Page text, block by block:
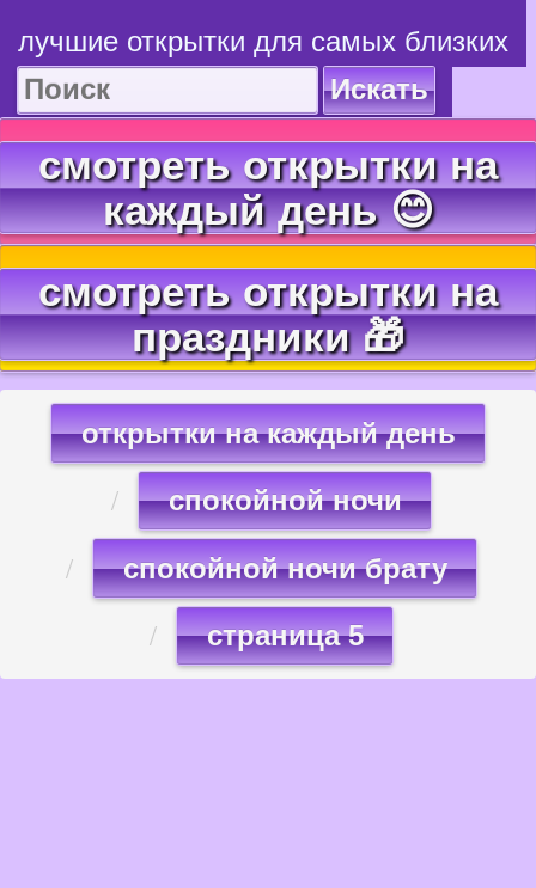
лучшие открытки для самых близких
Искать
смотреть открытки на
каждый день 😊
смотреть открытки на
праздники 🎁
открытки на каждый день
спокойной ночи
спокойной ночи брату
страница 5